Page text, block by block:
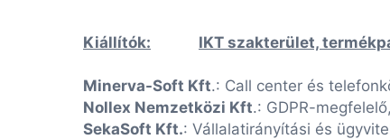
Kiállítók: IKT szakterület,
Minerva-Soft Kft.: Call center és
Nollex Nemzetközi Kft.: GDPR-
SekaSoft Kft.: Vállalatirányítási és